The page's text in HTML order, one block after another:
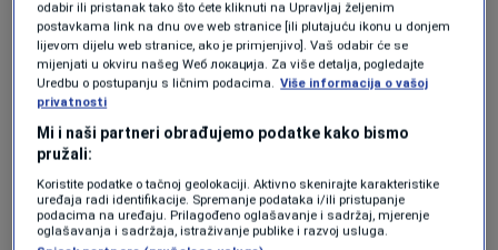
from the generals that they can bring up to
6,000 troops within 24 hours to seven days
from the first moment,” Waitz said.
Waitz and Franz are staying in the country
over the weekend in order to calm the political
crisis. On Monday they plan to meet with
odabir ili pristanak tako što ćete kliknuti na Upravljaj željenim
postavkama link na dnu ove web stranice [ili plutajuću ikonu u donjem
lijevom dijelu web stranice, ako je primjenjivo]. Vaš odabir će se
mijenjati u okviru našeg Wеб локација. Za više detalja, pogledajte
Uredbu o postupanju s ličnim podacima. Više informacija o vašoj
privatnosti
Mi i naši partneri obrađujemo podatke kako bismo
pružali:
Koristite podatke o tačnoj geolokaciji. Aktivno skenirajte karakteristike
uređaja radi identifikacije. Spremanje podataka i/ili pristupanje
podacima na uređaju. Prilagođeno oglašavanje i sadržaj, mjerenje
oglašavanja i sadržaja, istraživanje publike i razvoj usluga.